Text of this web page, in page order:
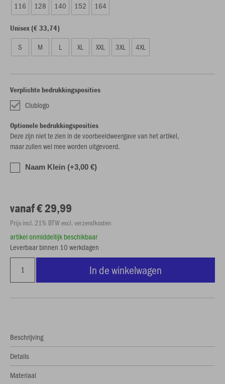
116 128 140 152 164
Unisex (€ 33,74)
S M L XL XXL 3XL 4XL
Verplichte bedrukkingsposities
Clublogo
Optionele bedrukkingsposities
Deze zijn niet te zien in de voorbeeldweergave van het artikel,
maar zullen wel mee worden uitgevoerd.
Naam Klein (+3,00 €)
vanaf € 29,99
Prijs incl. 21% BTW excl. verzendkosten
artikel onmiddellijk beschikbaar
Leverbaar binnen 10 werkdagen
In de winkelwagen
Beschrijving
Details
Materiaal